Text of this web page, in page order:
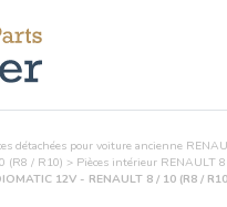
détachées pour voiture ancienne
(R8 / R10) > Pièces intérieur RENAULT
12V - RENAULT 8 / 10 (R8 /